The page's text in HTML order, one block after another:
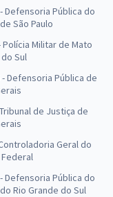
- Defensoria Pública do
São Paulo
Polícia Militar de Mato
Sul
- Defensoria Pública de
Tribunal de Justiça de
Geral do
- Defensoria Pública do
Rio Grande do Sul